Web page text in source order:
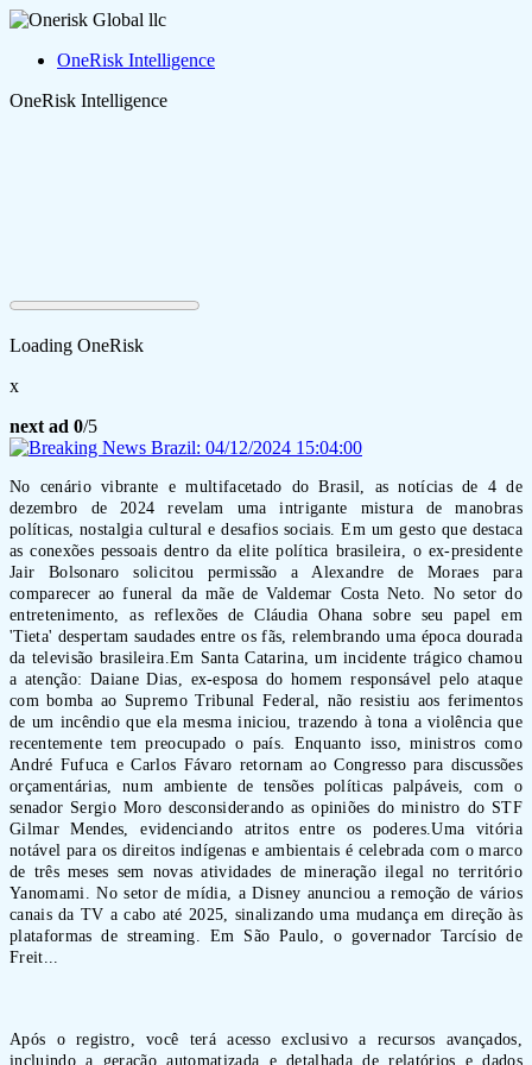
OneRisk Intelligence
OneRisk Intelligence
Loading OneRisk
x
next ad 0/5
No cenário vibrante e multifacetado do Brasil, as notícias de 4 de
dezembro de 2024 revelam uma intrigante mistura de manobras
políticas, nostalgia cultural e desafios sociais. Em um gesto que destaca
as conexões pessoais dentro da elite política brasileira, o ex-presidente
Jair Bolsonaro solicitou permissão a Alexandre de Moraes para
comparecer ao funeral da mãe de Valdemar Costa Neto. No setor do
entretenimento, as reflexões de Cláudia Ohana sobre seu papel em
'Tieta' despertam saudades entre os fãs, relembrando uma época dourada
da televisão brasileira.Em Santa Catarina, um incidente trágico chamou
a atenção: Daiane Dias, ex-esposa do homem responsável pelo ataque
com bomba ao Supremo Tribunal Federal, não resistiu aos ferimentos
de um incêndio que ela mesma iniciou, trazendo à tona a violência que
recentemente tem preocupado o país. Enquanto isso, ministros como
André Fufuca e Carlos Fávaro retornam ao Congresso para discussões
orçamentárias, num ambiente de tensões políticas palpáveis, com o
senador Sergio Moro desconsiderando as opiniões do ministro do STF
Gilmar Mendes, evidenciando atritos entre os poderes.Uma vitória
notável para os direitos indígenas e ambientais é celebrada com o marco
de três meses sem novas atividades de mineração ilegal no território
Yanomami. No setor de mídia, a Disney anunciou a remoção de vários
canais da TV a cabo até 2025, sinalizando uma mudança em direção às
plataformas de streaming. Em São Paulo, o governador Tarcísio de
Freit...
Após o registro, você terá acesso exclusivo a recursos avançados,
incluindo a geração automatizada e detalhada de relatórios e dados